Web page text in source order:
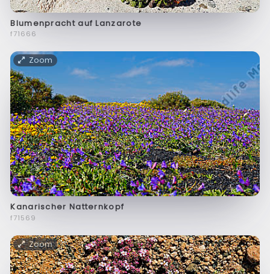
Blumenpracht auf Lanzarote
f71666
Zoom
Kanarischer Natternkopf
f71569
Zoom